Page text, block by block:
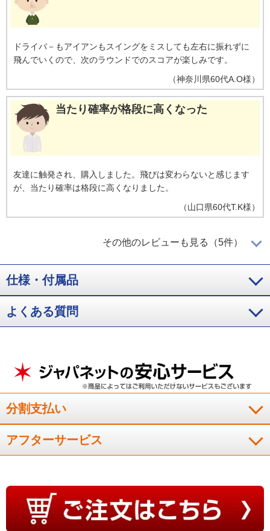
ドライバ－もアイアンもスイングをミスしても左右に振れずに
飛んでいくので、次のラウンドでのスコアが楽しみです。
（神奈川県60代A.O様）
当たり確率が格段に高くなった
友達に触発され、購入しました。飛びは変わらないと感じます
が、当たり確率は格段に高くなりました。
（山口県60代T.K様）
ボールがよく飛ぶ
すぐにコ－スで使いました。やはり飛びました。一緒にまわっ
た友人にびっくりされました。良かったです。
（新潟県60代F.I様）
振りやすくスコアも安定しました。特にドライバ－は飛距離も
１０ヤ－ド伸び購入して良かったと思ってます。
E.T様）
とても打ちやすく、飛距離もでてとても良い。
その他のレビューも見る（5件）
仕様・付属品
よくある質問
分割支払い
アフターサービス